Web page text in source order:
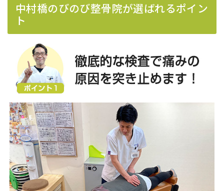
中村橋のびのび整骨院が選ばれるポイン
ト